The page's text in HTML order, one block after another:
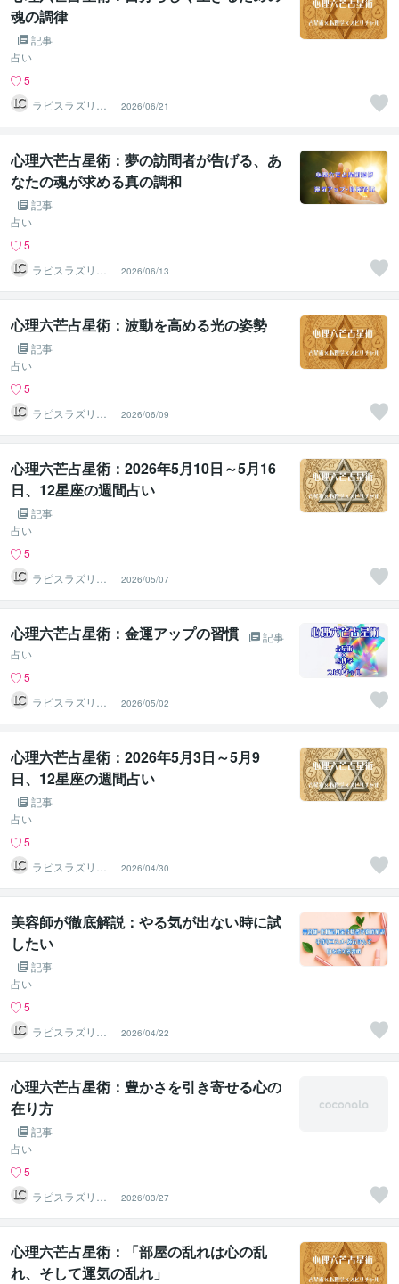
魂の調律
記事
占い
5
ラピスラズリク
リエイト
2026/06/21
心理六芒占星術：夢の訪問者が告げる、あ
なたの魂が求める真の調和
記事
占い
5
ラピスラズリク
リエイト
2026/06/13
心理六芒占星術：波動を高める光の姿勢
記事
占い
5
ラピスラズリク
リエイト
2026/06/09
心理六芒占星術：2026年5月10日～5月16
日、12星座の週間占い
記事
占い
5
ラピスラズリク
リエイト
2026/05/07
心理六芒占星術：金運アップの習慣
記事
占い
5
ラピスラズリク
リエイト
2026/05/02
心理六芒占星術：2026年5月3日～5月9
日、12星座の週間占い
記事
占い
5
ラピスラズリク
リエイト
2026/04/30
美容師が徹底解説：やる気が出ない時に試
したい
記事
占い
5
ラピスラズリク
リエイト
2026/04/22
心理六芒占星術：豊かさを引き寄せる心の
在り方
記事
占い
5
ラピスラズリク
リエイト
2026/03/27
心理六芒占星術：「部屋の乱れは心の乱
れ、そして運気の乱れ」